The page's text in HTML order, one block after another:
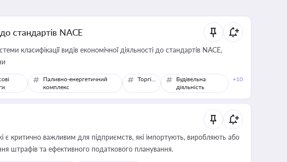
стандартів NACE
класифікації видів економічної діяльності до стандартів NACE,
Паливно-енергетичний
комплекс
Торгівля
Будівельна
діяльність
+10
є критично важливим для підприємств, які імпортують, виробляють або
штрафів та ефективного податкового планування.